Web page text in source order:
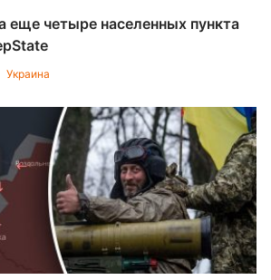
еще четыре населенных пункта
Украина